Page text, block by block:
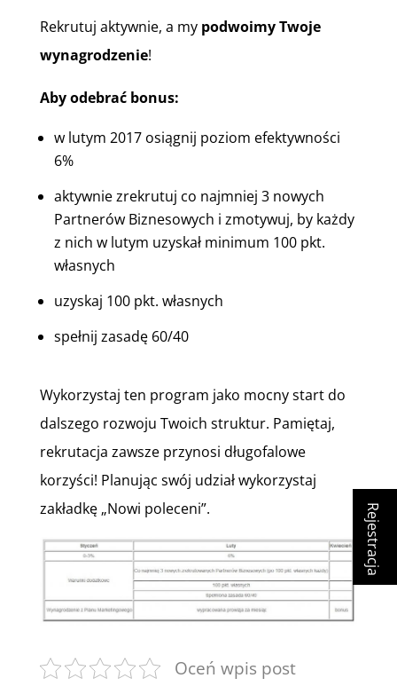
Rejestracja
Rekrutuj aktywnie, a my podwoimy Twoje
wynagrodzenie!
Aby odebrać bonus:
w lutym 2017 osiągnij poziom efektywności
6%
aktywnie zrekrutuj co najmniej 3 nowych
Partnerów Biznesowych i zmotywuj, by każdy
z nich w lutym uzyskał minimum 100 pkt.
własnych
uzyskaj 100 pkt. własnych
spełnij zasadę 60/40
Wykorzystaj ten program jako mocny start do
dalszego rozwoju Twoich struktur. Pamiętaj,
rekrutacja zawsze przynosi długofalowe
korzyści! Planując swój udział wykorzystaj
zakładkę „Nowi poleceni”.
Oceń wpis post